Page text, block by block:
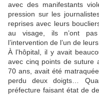
avec des manifestants
pression sur les
reprises avec leurs
au visage, ils n’ont
l’intervention de l’un de
À l’hôpital, il y avait
avec cinq points de suture
70 ans, avait été
perdu deux doigts…
préfecture faisant état de